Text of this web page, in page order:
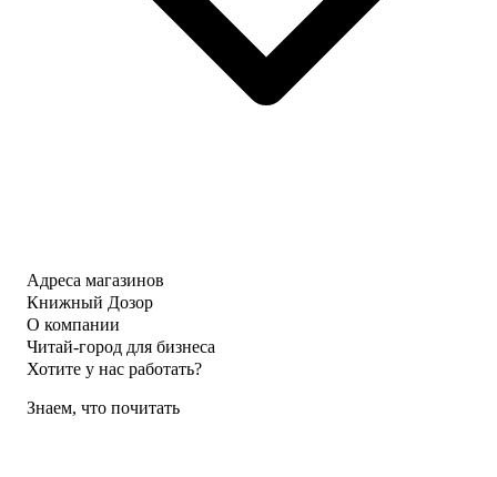
Адреса магазинов
Книжный Дозор
О компании
Читай-город для бизнеса
Хотите у нас работать?
Знаем, что почитать